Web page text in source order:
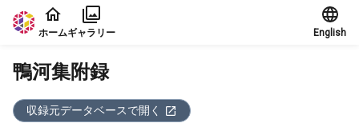
本文に飛ぶ
ホームギャラリー English
鴨河集附録
収録元データベースで開く